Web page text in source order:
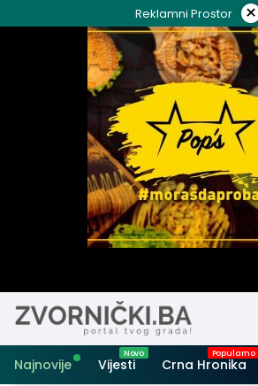
to
Reklamni Prostor ×
Najnovije Vijesti Crna Hronika